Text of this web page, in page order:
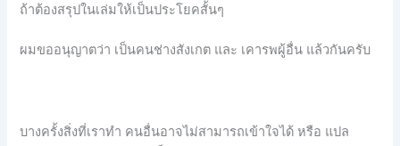
ถ้าต้องสรุปในเล่มให้เป็นประโยคสั้นๆ
ผมขออนุญาตว่า เป็นคนช่างสังเกต และ เคารพผู้อื่น แล้วกันครับ
บางครั้งสิ่งที่เราทำ คนอื่นอาจไม่สามารถเข้าใจได้ หรือ แปล